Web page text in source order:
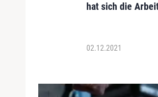
hat sich die
02.12.2021